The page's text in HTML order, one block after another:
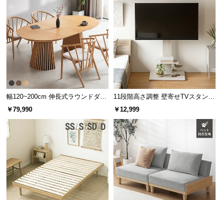
幅120~200cm 伸長式ラウンドダイ
ニングテーブル 6人掛け 天然木突
￥79,990
11段階高さ調整 壁寄せTVスタンド
キャスター付き 上下左右角度調節
￥12,999